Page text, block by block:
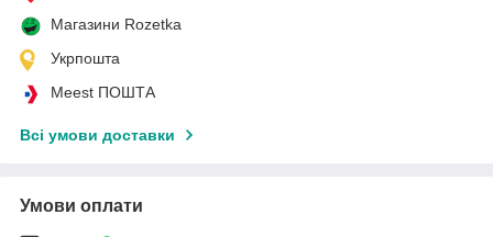
Магазини Rozetka
Укрпошта
Meest ПОШТА
Всі умови доставки
Умови оплати